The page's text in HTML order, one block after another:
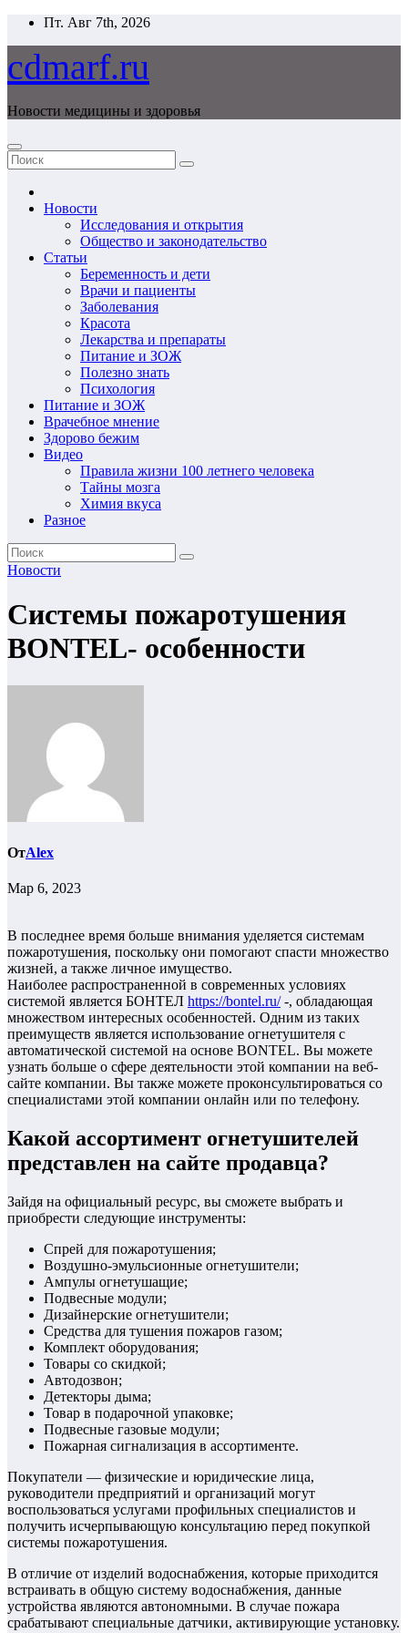
Перейти
содержимому
Пт. Авг 7th, 2026
cdmarf.ru
Новости медицины и здоровья
Новости
Исследования и открытия
Общество и законодательство
Статьи
Беременность и дети
Врачи и пациенты
Заболевания
Красота
Лекарства и препараты
Питание и ЗОЖ
Полезно знать
Психология
Питание и ЗОЖ
Врачебное мнение
Здорово бежим
Видео
Правила жизни 100 летнего человека
Тайны мозга
Химия вкуса
Разное
Новости
Системы пожаротушения
BONTEL- особенности
ОтAlex
Мар 6, 2023
В последнее время больше внимания уделяется системам
пожаротушения, поскольку они помогают спасти множество
жизней, а также личное имущество.
Наиболее распространенной в современных условиях
системой является БОНТЕЛ https://bontel.ru/-, обладающая
множеством интересных особенностей. Одним из таких
преимуществ является использование огнетушителя с
автоматической системой на основе BONTEL. Вы можете
узнать больше о сфере деятельности этой компании на веб-
сайте компании. Вы также можете проконсультироваться со
специалистами этой компании онлайн или по телефону.
Какой ассортимент огнетушителей
представлен на сайте продавца?
Зайдя на официальный ресурс, вы сможете выбрать и
приобрести следующие инструменты:
Спрей для пожаротушения;
Воздушно-эмульсионные огнетушители;
Ампулы огнетушащие;
Подвесные модули;
Дизайнерские огнетушители;
Средства для тушения пожаров газом;
Комплект оборудования;
Товары со скидкой;
Автодозвон;
Детекторы дыма;
Товар в подарочной упаковке;
Подвесные газовые модули;
Пожарная сигнализация в ассортименте.
Покупатели — физические и юридические лица,
руководители предприятий и организаций могут
воспользоваться услугами профильных специалистов и
получить исчерпывающую консультацию перед покупкой
системы пожаротушения.
В отличие от изделий водоснабжения, которые приходится
встраивать в общую систему водоснабжения, данные
устройства являются автономными. В случае пожара
срабатывают специальные датчики, активирующие установку.